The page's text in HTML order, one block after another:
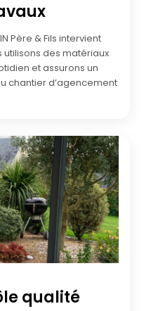
Père & Fils intervient
utilisons des matériaux
et assurons un
chantier d’agencement
qualité